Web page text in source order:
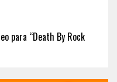
para “Death By Rock